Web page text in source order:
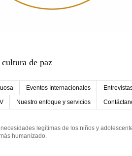
de paz
Eventos Internacionales
Nuestro enfoque y servicios
legítimas de los niños y
humanizado.